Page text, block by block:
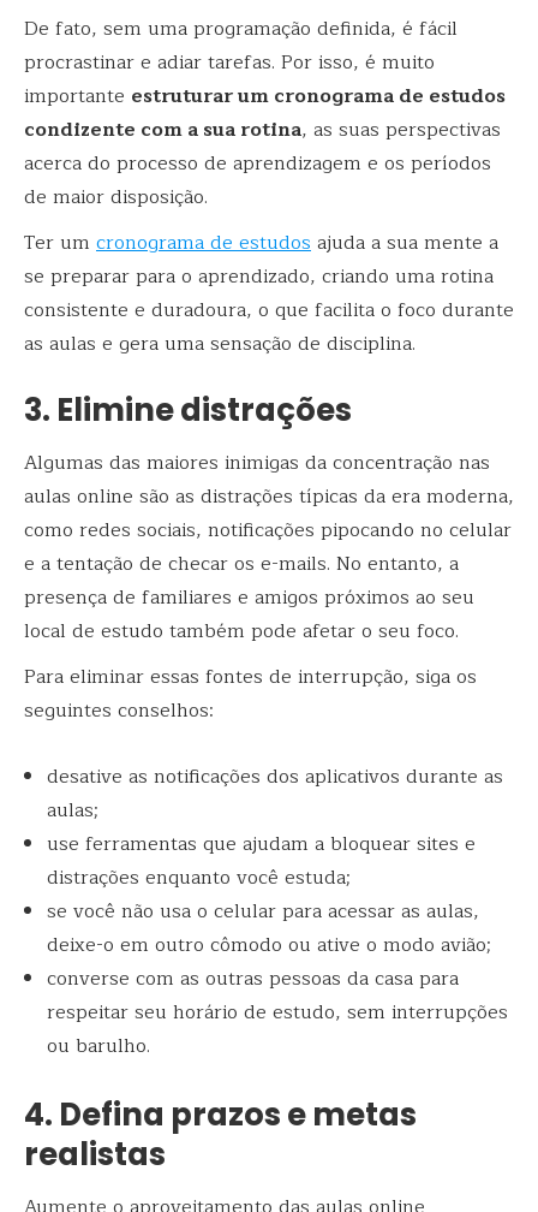
De fato, sem uma programação definida, é fácil
procrastinar e adiar tarefas. Por isso, é muito
importante estruturar um cronograma de estudos
condizente com a sua rotina, as suas perspectivas
acerca do processo de aprendizagem e os períodos
de maior disposição.
Ter um cronograma de estudosajuda a sua mente a
se preparar para o aprendizado, criando uma rotina
consistente e duradoura, o que facilita o foco durante
as aulas e gera uma sensação de disciplina.
3. Elimine distrações
Algumas das maiores inimigas da concentração nas
aulas online são as distrações típicas da era moderna,
como redes sociais, notificações pipocando no celular
e a tentação de checar os e-mails. No entanto, a
presença de familiares e amigos próximos ao seu
local de estudo também pode afetar o seu foco.
Para eliminar essas fontes de interrupção, siga os
seguintes conselhos:
desative as notificações dos aplicativos durante as
aulas;
use ferramentas que ajudam a bloquear sites e
distrações enquanto você estuda;
se você não usa o celular para acessar as aulas,
deixe-o em outro cômodo ou ative o modo avião;
converse com as outras pessoas da casa para
respeitar seu horário de estudo, sem interrupções
ou barulho.
4. Defina prazos e metas
realistas